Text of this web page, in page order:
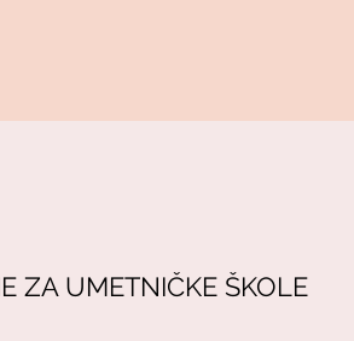
ZA UMETNIČKE ŠKOLE